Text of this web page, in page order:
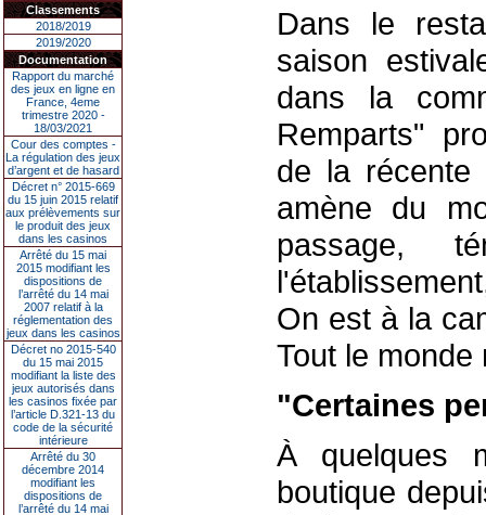
Classements
2018/2019
2019/2020
Documentation
Rapport du marché
des jeux en ligne en
France, 4eme
trimestre 2020 -
18/03/2021
Cour des comptes -
La régulation des jeux
d’argent et de hasard
Décret n° 2015-669
du 15 juin 2015 relatif
aux prélèvements sur
le produit des jeux
dans les casinos
Arrêté du 15 mai
2015 modifiant les
dispositions de
l’arrêté du 14 mai
2007 relatif à la
réglementation des
jeux dans les casinos
Décret no 2015-540
du 15 mai 2015
modifiant la liste des
jeux autorisés dans
les casinos fixée par
l’article D.321-13 du
code de la sécurité
intérieure
Arrêté du 30
décembre 2014
modifiant les
dispositions de
l’arrêté du 14 mai
Dans le
saison
dans la
Remparts"
de la récente
amène du
passage,
On est à la
Tout le monde
"Certaines
À quelques
boutique